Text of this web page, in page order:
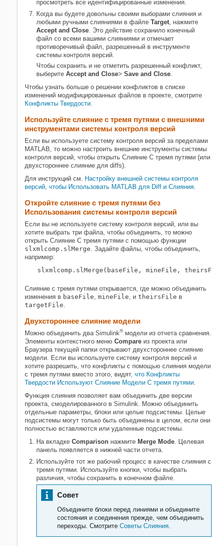
просмотреть все идентифицированные изменения.
Когда вы будете довольны своими выборами слияния и
любыми ручными слияниями в файле Target , нажмите
Accept and Close . Это действие сохранило конечный
файл со всеми вашими слияниями и отмечает
противоречивый файл, разрешенный в инструменте
системы контроля версий.
Чтобы сохранить и не отметить разрешенный конфликт,
выберите Accept and Close> Save and Close
Чтобы узнать больше о решении конфликтов в списке
изменений модифицированных файлов в проекте, смотрите
Конфликты Твердости
Используйте слияние с тремя путями с внешними
инструментами системы контроля версий
Если вы используете систему контроля версий за пределами
MATLAB, то можно настроить внешние инструменты системы
контроля версий, чтобы открыть Слияние С тремя путями (или
двухстороннее слияние для diffs).
Для инструкций см. Настройку внешней системы контроля
версий, чтобы Использовать MATLAB для Diff и Слияния
Откройте слияние с тремя путями без
Использования системы контроля версий
Если вы не используете систему контроля версий, или вы
хотите выбрать три файла, чтобы объединить, то можно
открыть Слияние С тремя путями с помощью функции
slxmlcomp.slMerge . Задайте файлы, чтобы объединить,
например:
slxmlcomp.slMerge(baseFile, mineFile,
Слияние с тремя путями открывается, где можно объединить
изменения в baseFile mineFile , и theirsFile в
targetFile
Двухстороннее слияние модели
Можно объединить два Simulink®модели из отчета сравнения.
Элементы контекстного меню Compare из проекта или
Браузера текущей папки открывают двухстороннее слияние
модели. Если вы используете систему контроля версий и
хотите разрешить, что конфликты с помощью слияния модели
с тремя путями вместо этого, видят, что Конфликты
Твердости Используют Слияние Модели С тремя путями
Функция слияния позволяет вам объединить две версии
проекта, смоделированного в Simulink. Можно объединить
отдельные параметры, блоки или целые подсистемы. Целые
подсистемы могут только быть объединены в целом, если они
полностью вставляются или удаленные подсистемы.
На вкладке Comparison нажмите Merge Mode . Целевая
панель появляется в нижней части отчета.
Используйте тот же рабочий процесс в качестве слияния с
тремя путями. Используйте кнопки, чтобы выбрать
различия, чтобы сохранить в конечном файле.
Совет
Объедините блоки перед линиями и объедините
состояния и соединения прежде, чем объединить
переходы. Смотрите Советы Слияния